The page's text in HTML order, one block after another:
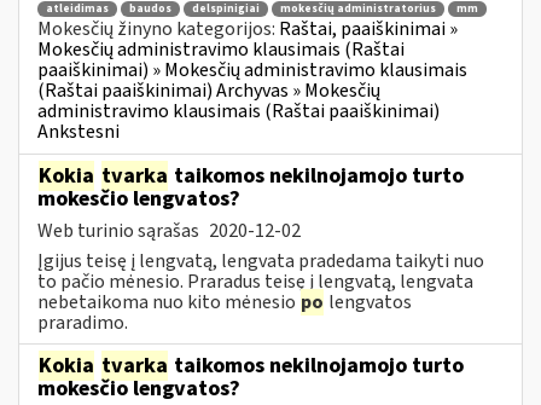
atleidimas baudos delspinigiai mokesčių administratorius mm
Mokesčių žinyno kategorijos: Raštai, paaiškinimai »
Mokesčių administravimo klausimais (Raštai
paaiškinimai) » Mokesčių administravimo klausimais
(Raštai paaiškinimai) Archyvas » Mokesčių
administravimo klausimais (Raštai paaiškinimai)
Ankstesni
Kokia tvarka taikomos nekilnojamojo turto
mokesčio lengvatos?
Web turinio sąrašas 2020-12-02
Įgijus teisę į lengvatą, lengvata pradedama taikyti nuo
to pačio mėnesio. Praradus teisę į lengvatą, lengvata
nebetaikoma nuo kito mėnesio po lengvatos
praradimo.
Kokia tvarka taikomos nekilnojamojo turto
mokesčio lengvatos?